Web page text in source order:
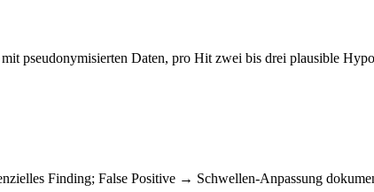
pseudonymisierten Daten, pro Hit zwei bis drei plausible
Finding; False Positive → Schwellen-Anpassung